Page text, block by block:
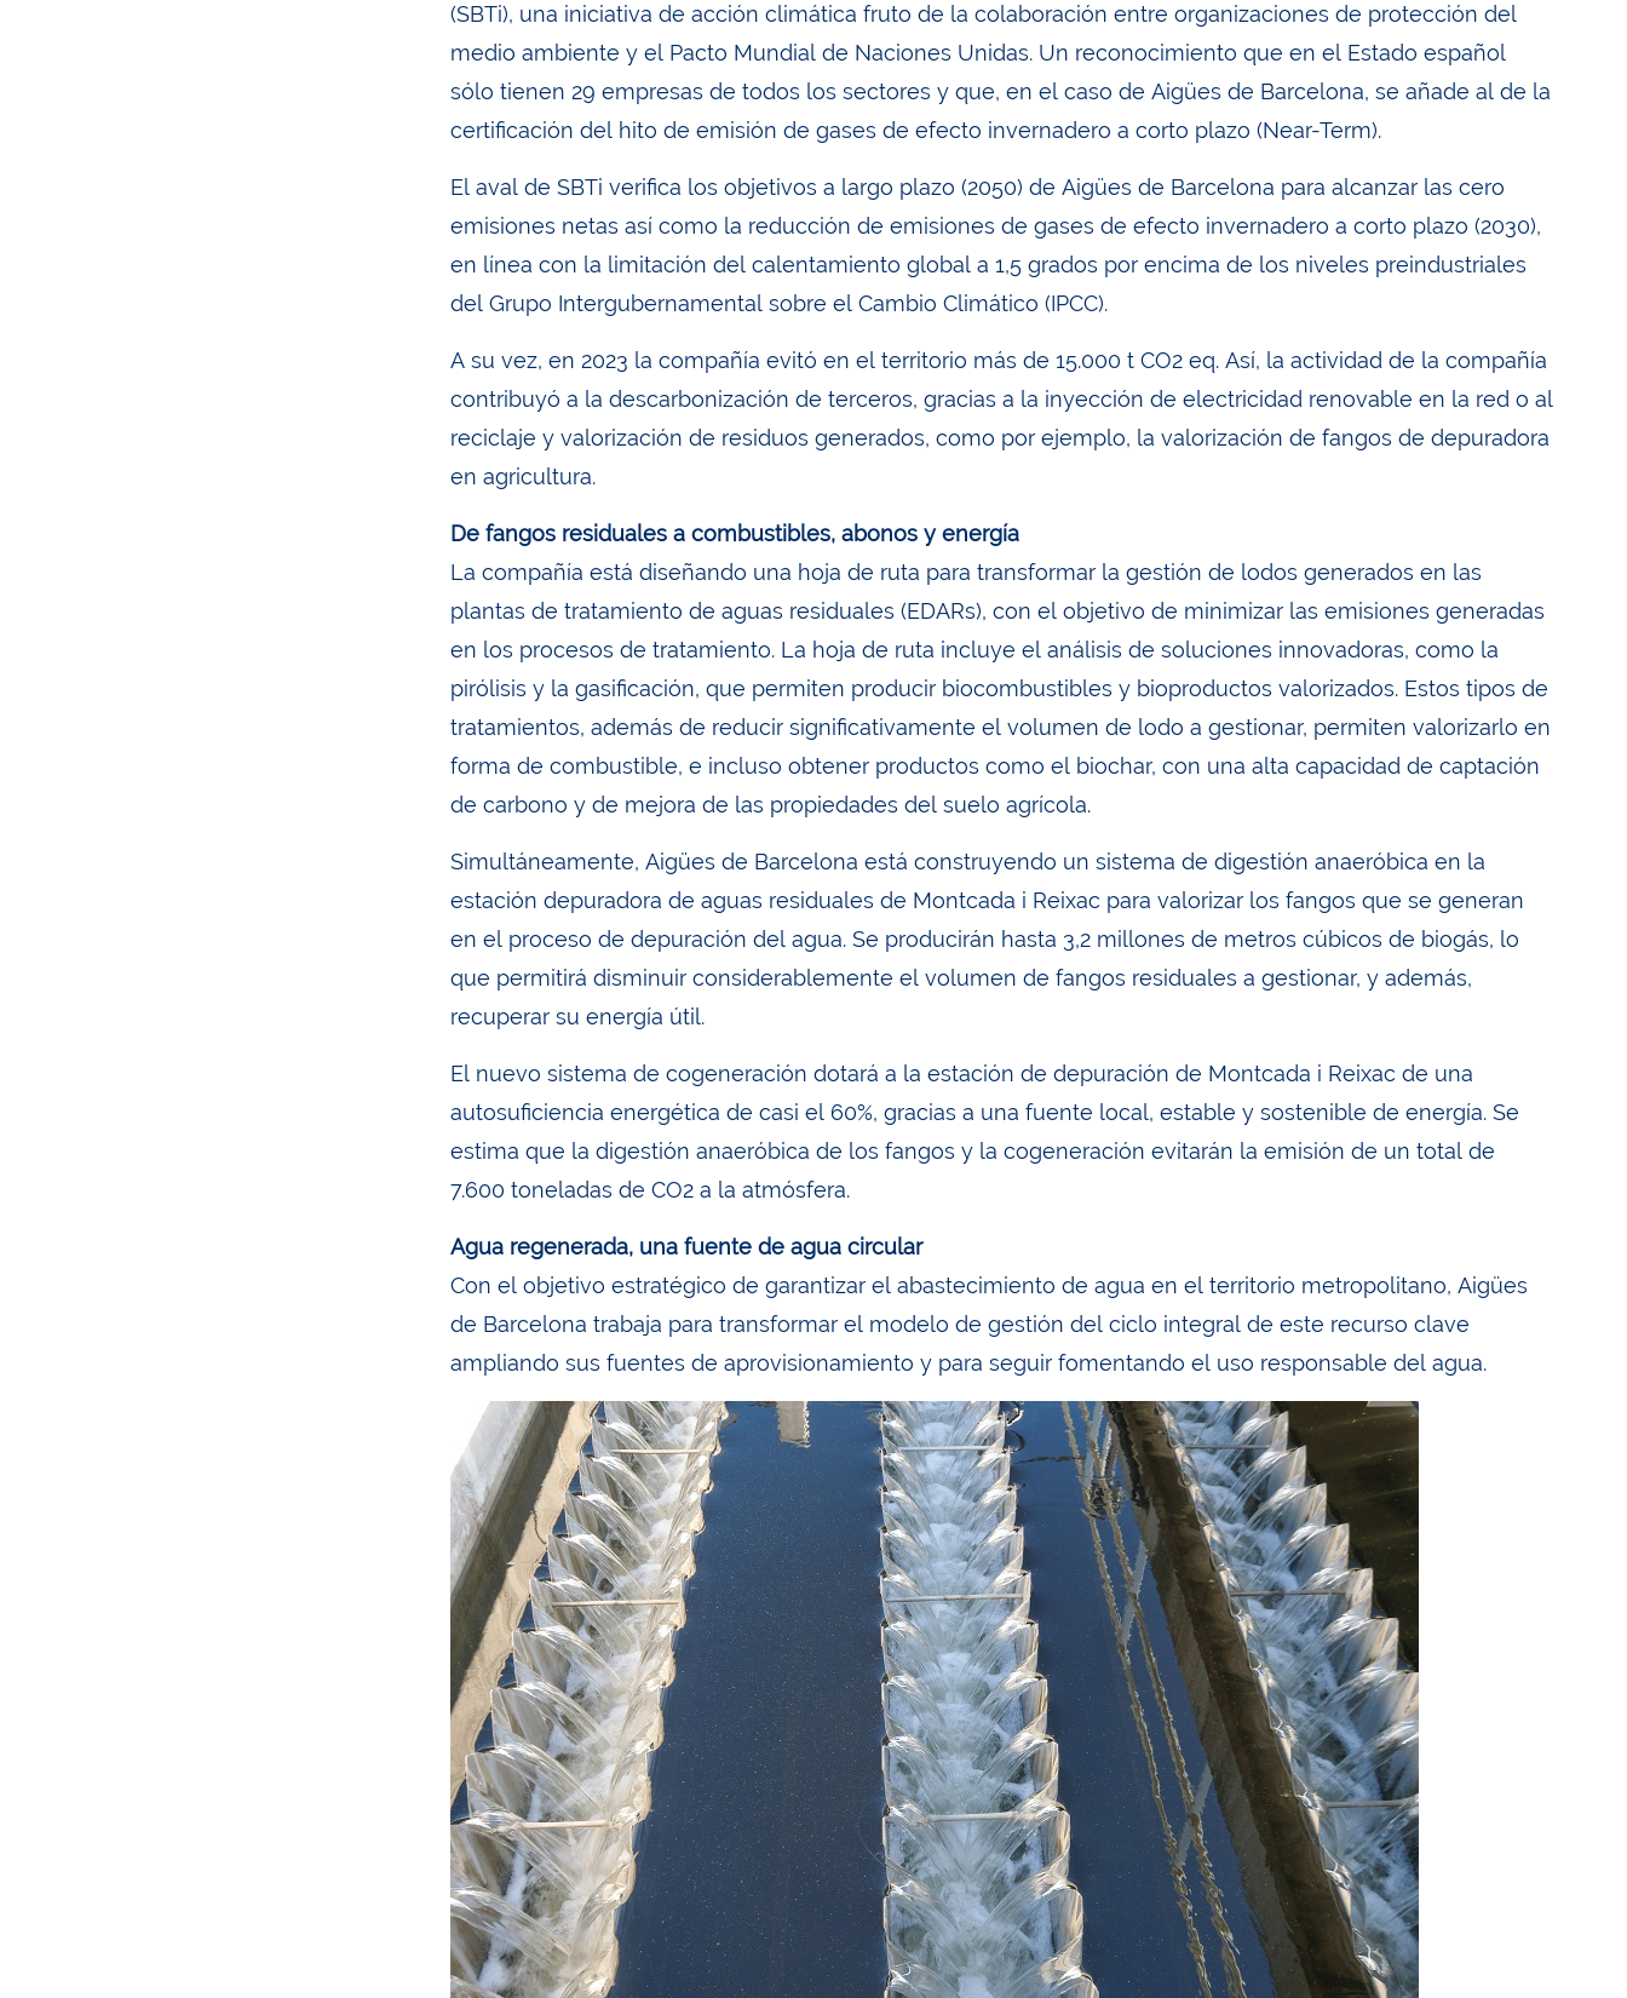
(SBTi), una iniciativa de acción climática fruto de la colaboración entre organizaciones de protección del
medio ambiente y el Pacto Mundial de Naciones Unidas. Un reconocimiento que en el Estado español
sólo tienen 29 empresas de todos los sectores y que, en el caso de Aigües de Barcelona, se añade al de la
certificación del hito de emisión de gases de efecto invernadero a corto plazo (Near-Term).
El aval de SBTi verifica los objetivos a largo plazo (2050) de Aigües de Barcelona para alcanzar las cero
emisiones netas así como la reducción de emisiones de gases de efecto invernadero a corto plazo (2030),
en línea con la limitación del calentamiento global a 1,5 grados por encima de los niveles preindustriales
del Grupo Intergubernamental sobre el Cambio Climático (IPCC).
A su vez, en 2023 la compañía evitó en el territorio más de 15.000 t CO2 eq. Así, la actividad de la compañía
contribuyó a la descarbonización de terceros, gracias a la inyección de electricidad renovable en la red o al
reciclaje y valorización de residuos generados, como por ejemplo, la valorización de fangos de depuradora
en agricultura.
De fangos residuales a combustibles, abonos y energía
La compañía está diseñando una hoja de ruta para transformar la gestión de lodos generados en las
plantas de tratamiento de aguas residuales (EDARs), con el objetivo de minimizar las emisiones generadas
en los procesos de tratamiento. La hoja de ruta incluye el análisis de soluciones innovadoras, como la
pirólisis y la gasificación, que permiten producir biocombustibles y bioproductos valorizados. Estos tipos de
tratamientos, además de reducir significativamente el volumen de lodo a gestionar, permiten valorizarlo en
forma de combustible, e incluso obtener productos como el biochar, con una alta capacidad de captación
de carbono y de mejora de las propiedades del suelo agrícola.
Simultáneamente, Aigües de Barcelona está construyendo un sistema de digestión anaeróbica en la
estación depuradora de aguas residuales de Montcada i Reixac para valorizar los fangos que se generan
en el proceso de depuración del agua. Se producirán hasta 3,2 millones de metros cúbicos de biogás, lo
que permitirá disminuir considerablemente el volumen de fangos residuales a gestionar, y además,
recuperar su energía útil.
El nuevo sistema de cogeneración dotará a la estación de depuración de Montcada i Reixac de una
autosuficiencia energética de casi el 60%, gracias a una fuente local, estable y sostenible de energía. Se
estima que la digestión anaeróbica de los fangos y la cogeneración evitarán la emisión de un total de
7.600 toneladas de CO2 a la atmósfera.
Agua regenerada, una fuente de agua circular
Con el objetivo estratégico de garantizar el abastecimiento de agua en el territorio metropolitano, Aigües
de Barcelona trabaja para transformar el modelo de gestión del ciclo integral de este recurso clave
ampliando sus fuentes de aprovisionamiento y para seguir fomentando el uso responsable del agua.